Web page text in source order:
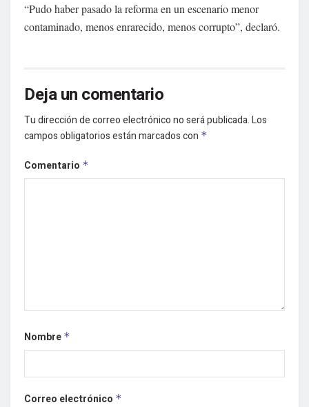
“Pudo haber pasado la reforma en un escenario menor
contaminado, menos enrarecido, menos corrupto”, declaró.
Deja un comentario
Tu dirección de correo electrónico no será publicada.Los
campos obligatorios están marcados con *
Comentario *
Nombre *
Correo electrónico *